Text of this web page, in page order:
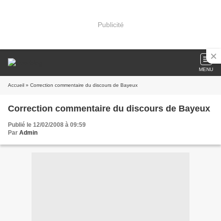
Publicité
MENU
Accueil » Correction commentaire du discours de Bayeux
Correction commentaire du discours de Bayeux
Publié le 12/02/2008 à 09:59
Par Admin